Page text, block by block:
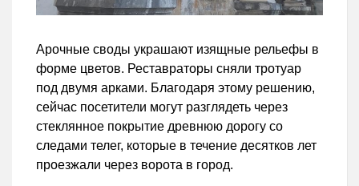
Арочные своды украшают изящные рельефы в
форме цветов. Реставраторы сняли тротуар
под двумя арками. Благодаря этому решению,
сейчас посетители могут разглядеть через
стеклянное покрытие древнюю дорогу со
следами телег, которые в течение десятков лет
проезжали через ворота в город.